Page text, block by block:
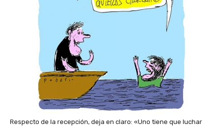
Respecto de la recepción, deja en claro: «Uno tiene que luchar